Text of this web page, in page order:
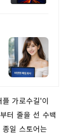
가로수길'이
터 줄을 선 수백
일 스토어는